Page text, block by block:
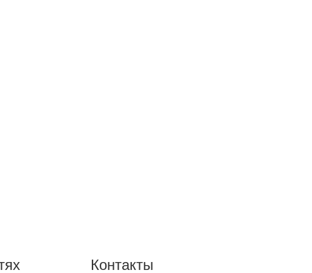
Контакты